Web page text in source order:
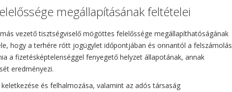
megállapításának feltételei
vezető tisztségviselő mögöttes felelőssége megállapíthatóságának
hogy a terhére rótt jogügylet időpontjában és onnantól a felszámolás
a fizetésképtelenséggel fenyegető helyzet állapotának, annak
eredményezi.
és felhalmozása, valamint az adós társaság